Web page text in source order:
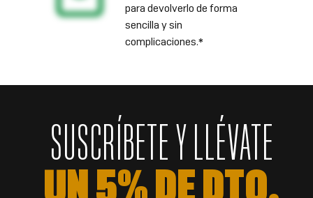
para devolverlo de forma
sencilla y sin
complicaciones.*
SUSCRÍBETE Y LLÉVATE
UN 5% DE DTO.